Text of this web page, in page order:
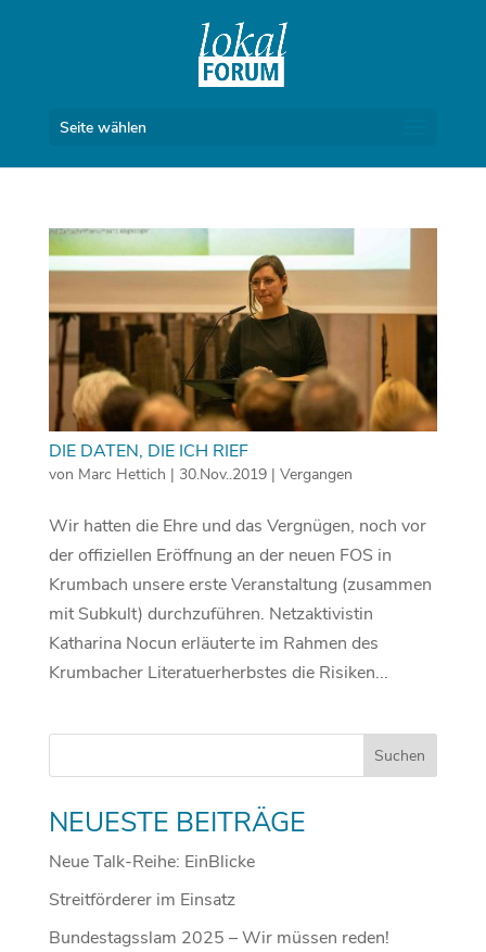
Seite wählen
DIE DATEN, DIE ICH RIEF
von Marc Hettich | 30.Nov..2019| Vergangen
Wir hatten die Ehre und das Vergnügen, noch vor
der offiziellen Eröffnung an der neuen FOS in
Krumbach unsere erste Veranstaltung (zusammen
mit Subkult) durchzuführen. Netzaktivistin
Katharina Nocun erläuterte im Rahmen des
Krumbacher Literatuerherbstes die Risiken...
NEUESTE BEITRÄGE
Neue Talk-Reihe: EinBlicke
Streitförderer im Einsatz
Bundestagsslam 2025 – Wir müssen reden!